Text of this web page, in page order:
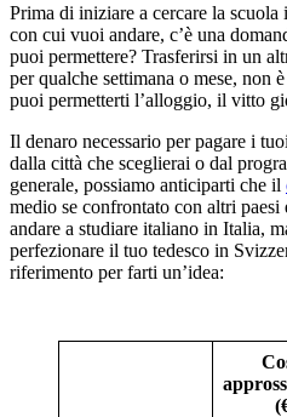
Prima di iniziare a cercare la
con cui vuoi andare, c’è una
puoi permettere? Trasferirsi in un
per qualche settimana o mese, non
puoi permetterti l’alloggio, il vitto
Il denaro necessario per pagare i
dalla città che sceglierai o dal
generale, possiamo anticiparti che il
medio se confrontato con altri
andare a studiare italiano in Italia,
perfezionare il tuo tedesco in
riferimento per farti un’idea: